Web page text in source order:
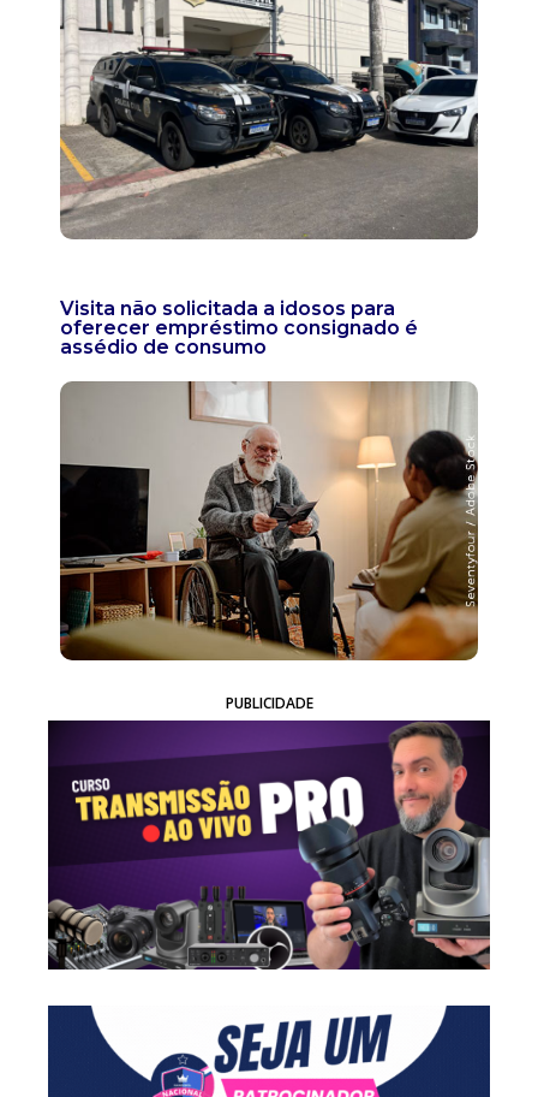
Visita não solicitada a idosos para
oferecer empréstimo consignado é
assédio de consumo
PUBLICIDADE